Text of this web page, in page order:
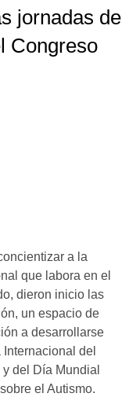
jornadas de
Congreso
a la
que labora en el
dieron inicio las
un espacio de
a desarrollarse
del
del Día Mundial
el Autismo.